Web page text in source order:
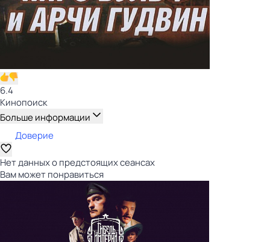
6.4
Кинопоиск
Больше информации
Доверие
Нет данных о предстоящих сеансах
Вам может понравиться